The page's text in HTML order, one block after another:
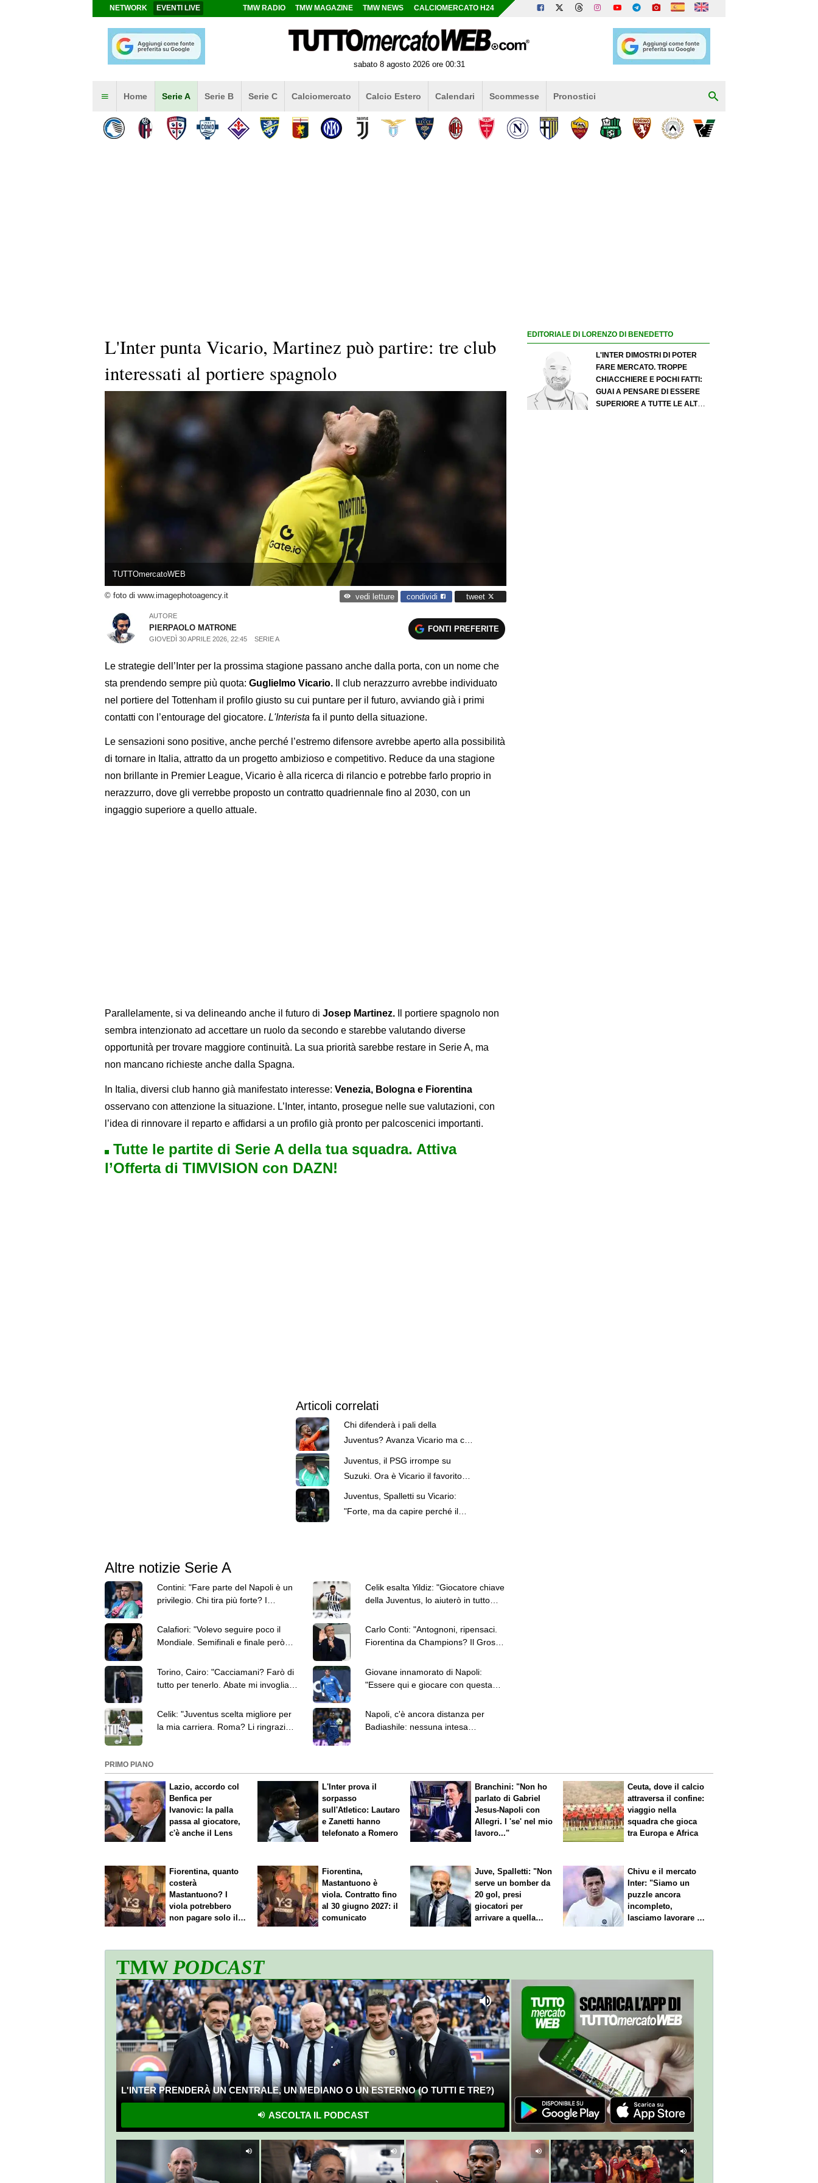
NETWORK EVENTI LIVE TMW RADIO TMW MAGAZINE TMW NEWS CALCIOMERCATO H24
sabato 8 agosto 2026 ore 00:31
Home Serie A Serie B Serie C Calciomercato Calcio Estero Calendari Scommesse Pronostici
L'Inter punta Vicario, Martinez può partire: tre club
interessati al portiere spagnolo
TUTTOmercatoWEB
© foto di www.imagephotoagency.it vedi letture condividi tweet
AUTORE
PIERPAOLO MATRONE
GIOVEDÌ 30 APRILE 2026, 22:45 SERIE A
FONTI PREFERITE
Le strategie dell’Inter per la prossima stagione passano anche dalla porta, con un nome che
sta prendendo sempre più quota: Guglielmo Vicario. Il club nerazzurro avrebbe individuato
nel portiere del Tottenham il profilo giusto su cui puntare per il futuro, avviando già i primi
contatti con l’entourage del giocatore. L'Interista fa il punto della situazione.
Le sensazioni sono positive, anche perché l’estremo difensore avrebbe aperto alla possibilità
di tornare in Italia, attratto da un progetto ambizioso e competitivo. Reduce da una stagione
non brillante in Premier League, Vicario è alla ricerca di rilancio e potrebbe farlo proprio in
nerazzurro, dove gli verrebbe proposto un contratto quadriennale fino al 2030, con un
ingaggio superiore a quello attuale.
Parallelamente, si va delineando anche il futuro di Josep Martinez. Il portiere spagnolo non
sembra intenzionato ad accettare un ruolo da secondo e starebbe valutando diverse
opportunità per trovare maggiore continuità. La sua priorità sarebbe restare in Serie A, ma
non mancano richieste anche dalla Spagna.
In Italia, diversi club hanno già manifestato interesse: Venezia, Bologna e Fiorentina
osservano con attenzione la situazione. L’Inter, intanto, prosegue nelle sue valutazioni, con
l’idea di rinnovare il reparto e affidarsi a un profilo già pronto per palcoscenici importanti.
Tutte le partite di Serie A della tua squadra. Attiva
l’Offerta di TIMVISION con DAZN!
Articoli correlati
Chi difenderà i pali della
Juventus? Avanza Vicario ma ci
Juventus, il PSG irrompe su
Suzuki. Ora è Vicario il favorito
per la porta
Juventus, Spalletti su Vicario:
"Forte, ma da capire perché il
Altre notizie Serie A
Contini: "Fare parte del Napoli è un
privilegio. Chi tira più forte? I
Celik esalta Yildiz: "Giocatore chiave
della Juventus, lo aiuterò in tutto
Calafiori: "Volevo seguire poco il
Mondiale. Semifinali e finale però
Carlo Conti: "Antognoni, ripensaci.
Fiorentina da Champions? Il Grosso
Torino, Cairo: "Cacciamani? Farò di
tutto per tenerlo. Abate mi invoglia a
Giovane innamorato di Napoli:
"Essere qui e giocare con questa
Celik: "Juventus scelta migliore per
la mia carriera. Roma? Li ringrazio,
Napoli, c'è ancora distanza per
Badiashile: nessuna intesa
EDITORIALE DI LORENZO DI BENEDETTO
L'INTER DIMOSTRI DI POTER
FARE MERCATO. TROPPE
CHIACCHIERE E POCHI FATTI:
GUAI A PENSARE DI ESSERE
SUPERIORE A TUTTE LE ALTRE
PRIMO PIANO
Lazio, accordo col
Benfica per
Ivanovic: la palla
passa al giocatore,
c'è anche il Lens
L'Inter prova il
sorpasso
sull'Atletico: Lautaro
e Zanetti hanno
telefonato a Romero
Branchini: "Non ho
parlato di Gabriel
Jesus-Napoli con
Allegri. I 'se' nel mio
lavoro..."
Ceuta, dove il calcio
attraversa il confine:
viaggio nella
squadra che gioca
tra Europa e Africa
Fiorentina, quanto
costerà
Mastantuono? I
viola potrebbero
non pagare solo il
Fiorentina,
Mastantuono è
viola. Contratto fino
al 30 giugno 2027: il
comunicato
Juve, Spalletti: "Non
serve un bomber da
20 gol, presi
giocatori per
arrivare a quella
Chivu e il mercato
Inter: "Siamo un
puzzle ancora
incompleto,
lasciamo lavorare i
TMWPODCAST
L'INTER PRENDERÀ UN CENTRALE, UN MEDIANO O UN ESTERNO (O TUTTI E TRE?)
ASCOLTA IL PODCAST